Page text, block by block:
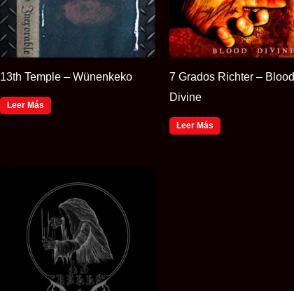
13th Temple – Wünenkeko
Leer Más
7 Grados Richter – Blood
Divine
Leer Más